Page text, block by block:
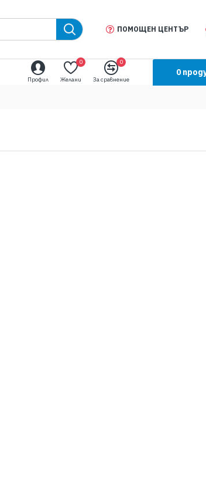
ПОМОЩЕН ЦЕНТЪР
Профил Желани
0
За сравнение
0
0